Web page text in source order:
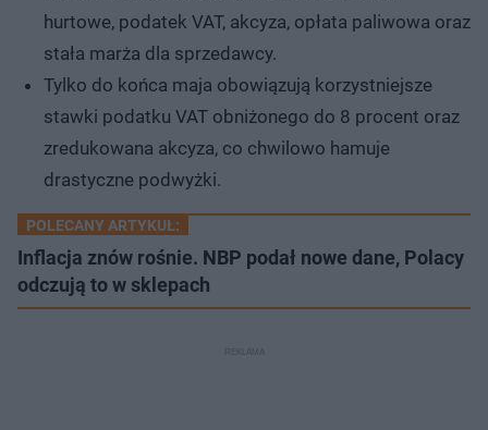
hurtowe, podatek VAT, akcyza, opłata paliwowa oraz
stała marża dla sprzedawcy.
Tylko do końca maja obowiązują korzystniejsze
stawki podatku VAT obniżonego do 8 procent oraz
zredukowana akcyza, co chwilowo hamuje
drastyczne podwyżki.
POLECANY ARTYKUŁ:
Inflacja znów rośnie. NBP podał nowe dane, Polacy
odczują to w sklepach